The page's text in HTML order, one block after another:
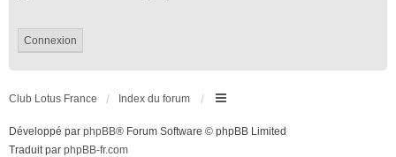
Club Lotus France Index du forum
Développé par phpBB® Forum Software © phpBB Limited
Traduit par phpBB-fr.com